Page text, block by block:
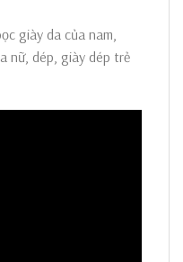
giày da của nam,
nữ, dép, giày dép trẻ